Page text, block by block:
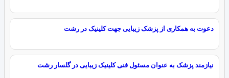
دعوت به همکاری از پزشک زیبایی جهت کلینیک در رشت
نیازمند پزشک به عنوان مسئول فنی کلینیک زیبایی در گلسار رشت